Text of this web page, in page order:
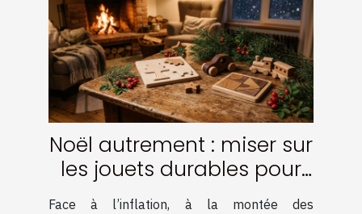
Noël autrement : miser sur
les jouets durables pour
des fêtes responsables
Face à l’inflation, à la montée des